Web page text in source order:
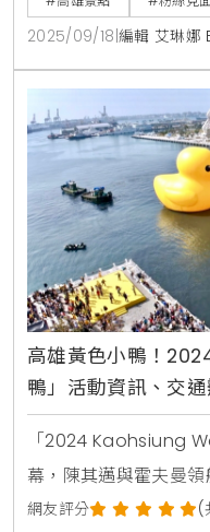
人心動的角色，更帶來
品，預計將掀起一股
新聚集地。五大角色
活動現場，粉絲們立
上五
2025/09/18 編輯 艾琳娜
高雄黃色小鴨！
鴨」活動資訊、交
「2024 Kaohsiung
幕，陳其邁與霍夫曼
Kaohsiung
網友評分 (